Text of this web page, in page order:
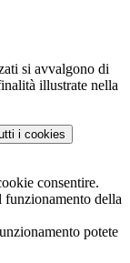
si avvalgono di
illustrate nella
i cookies
consentire.
funzionamento della
potete